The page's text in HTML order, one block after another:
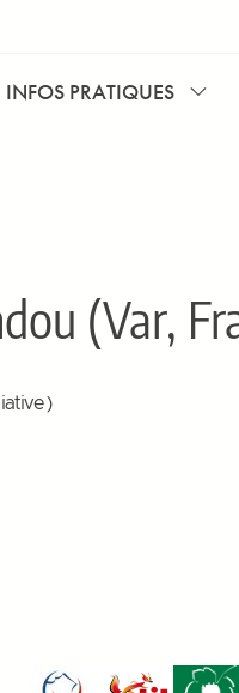
INFOS PRATIQUES
(Var,
)